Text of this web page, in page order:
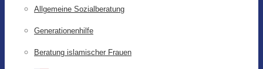
Allgemeine Sozialberatung
Generationenhilfe
Beratung islamischer Frauen